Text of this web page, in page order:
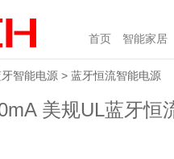
首页 智能家居
智能电源 蓝牙恒流智能电源
美规UL蓝牙恒